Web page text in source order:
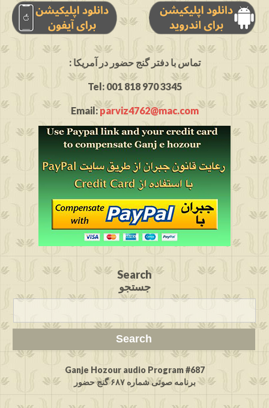
: تماس با دفتر گنج حضور در آمریکا
Tel: 001 818 970 3345
Email:parviz4762@mac.com
Search
جستجو
Ganje Hozour audio Program #687
برنامه صوتی شماره ۶۸۷ گنج حضور